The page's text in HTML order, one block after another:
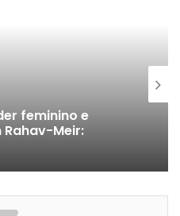
feminino e
Meir: